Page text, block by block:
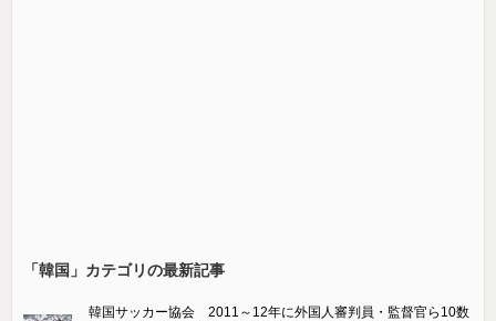
「韓国」カテゴリの最新記事
韓国サッカー協会 2011～12年に外国人審判員・監督官ら10数